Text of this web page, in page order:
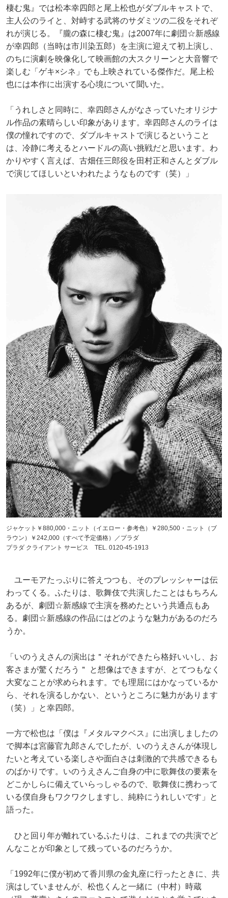
棲む鬼』では松本幸四郎と尾上松也がダブルキャストで、
主人公のライと、対峙する武将のサダミツの二役をそれぞ
れが演じる。『朧の森に棲む鬼』は2007年に劇団☆新感線
が幸四郎（当時は市川染五郎）を主演に迎えて初上演し、
のちに演劇を映像化して映画館の大スクリーンと大音響で
楽しむ「ゲキ×シネ」でも上映されている傑作だ。尾上松
也には本作に出演する心境について聞いた。
「うれしさと同時に、幸四郎さんがなさっていたオリジナ
ル作品の素晴らしい印象があります。幸四郎さんのライは
僕の憧れですので、ダブルキャストで演じるということ
は、冷静に考えるとハードルの高い挑戦だと思います。わ
かりやすく言えば、古畑任三郎役を田村正和さんとダブル
で演じてほしいといわれたようなものです（笑）」
ジャケット￥880,000・ニット（イエロー・参考色）￥280,500・ニット（ブ
ラウン）￥242,000（すべて予定価格）／プラダ
プラダ クライアント サービス TEL. 0120-45-1913
ユーモアたっぷりに答えつつも、そのプレッシャーは伝
わってくる。ふたりは、歌舞伎で共演したことはもちろん
あるが、劇団☆新感線で主演を務めたという共通点もあ
る。劇団☆新感線の作品にはどのような魅力があるのだろ
うか。
「いのうえさんの演出は＂それができたら格好いいし、お
客さまが驚くだろう＂ と想像はできますが、とてつもなく
大変なことが求められます。でも理屈にはかなっているか
ら、それを演るしかない、というところに魅力があります
（笑）」と幸四郎。
一方で松也は「僕は『メタルマクベス』に出演しましたの
で脚本は宮藤官九郎さんでしたが、いのうえさんが体現し
たいと考えている楽しさや面白さは刺激的で共感できるも
のばかりです。いのうえさんご自身の中に歌舞伎の要素を
どこかしらに備えていらっしゃるので、歌舞伎に携わって
いる僕自身もワクワクしますし、純粋にうれしいです」と
語った。
ひと回り年が離れているふたりは、これまでの共演でど
んなことが印象として残っているのだろうか。
「1992年に僕が初めて香川県の金丸座に行ったときに、共
演はしていませんが、松也くんと一緒に（中村）時蔵